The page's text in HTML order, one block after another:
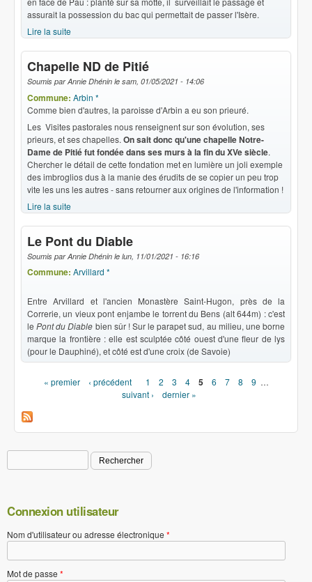
assurait la possession du bac qui permettait de passer l'Isère.
Lire la suite
Chapelle ND de Pitié
Soumis parAnnie Dhénin le sam, 01/05/2021 - 14:06
Commune: Arbin *
Comme bien d'autres, la paroisse d'Arbin a eu son prieuré.
Les Visites pastorales nous renseignent sur son évolution, ses
prieurs, et ses chapelles. On sait donc qu'une chapelle Notre-
Dame de Pitié fut fondée dans ses murs à la fin du XVe siècle.
Chercher le détail de cette fondation met en lumière un joli exemple
des imbroglios dus à la manie des érudits de se copier un peu trop
vite les uns les autres - sans retourner aux origines de l'information !
Lire la suite
Le Pont du Diable
Soumis parAnnie Dhénin le lun, 11/01/2021 - 16:16
Commune: Arvillard *
Entre Arvillard et l'ancien Monastère Saint-Hugon, près de la
Correrie, un vieux pont enjambe le torrent du Bens (alt 644m) : c'est
lePont du Diable bien sûr ! Sur le parapet sud, au milieu, une borne
marque la frontière : elle est sculptée côté ouest d'une fleur de lys
(pour le Dauphiné), et côté est d'une croix (de Savoie)
Pages
« premier ‹ précédent 1 2 3 4 5 6 7 8 9 …
suivant ›
dernier »
Formulaire de recherche
Connexion utilisateur
Nom d'utilisateur ou adresse électronique *
Mot de passe *